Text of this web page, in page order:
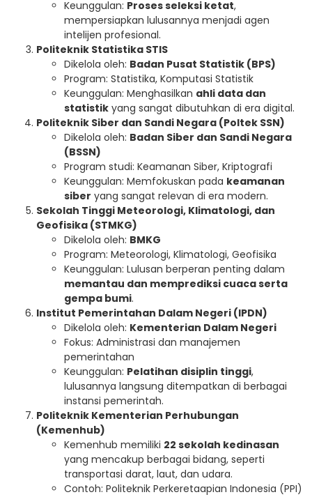
Keunggulan: Proses seleksi ketat,
mempersiapkan lulusannya menjadi agen
intelijen profesional.
Politeknik Statistika STIS
Dikelola oleh: Badan Pusat Statistik (BPS)
Program: Statistika, Komputasi Statistik
Keunggulan: Menghasilkan ahli data dan
statistik yang sangat dibutuhkan di era digital.
Politeknik Siber dan Sandi Negara (Poltek SSN)
Dikelola oleh: Badan Siber dan Sandi Negara
(BSSN)
Program studi: Keamanan Siber, Kriptografi
Keunggulan: Memfokuskan pada keamanan
siber yang sangat relevan di era modern.
Sekolah Tinggi Meteorologi, Klimatologi, dan
Geofisika (STMKG)
Dikelola oleh: BMKG
Program: Meteorologi, Klimatologi, Geofisika
Keunggulan: Lulusan berperan penting dalam
memantau dan memprediksi cuaca serta
gempa bumi.
Institut Pemerintahan Dalam Negeri (IPDN)
Dikelola oleh: Kementerian Dalam Negeri
Fokus: Administrasi dan manajemen
pemerintahan
Keunggulan: Pelatihan disiplin tinggi,
lulusannya langsung ditempatkan di berbagai
instansi pemerintah.
Politeknik Kementerian Perhubungan
(Kemenhub)
Kemenhub memiliki 22 sekolah kedinasan
yang mencakup berbagai bidang, seperti
transportasi darat, laut, dan udara.
Contoh: Politeknik Perkeretaapian Indonesia (PPI)